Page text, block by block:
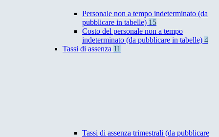
Personale non a tempo indeterminato (da
pubblicare in tabelle) 15
Costo del personale non a tempo
indeterminato (da pubblicare in tabelle) 4
Tassi di assenza 11
Tassi di assenza trimestrali (da pubblicare